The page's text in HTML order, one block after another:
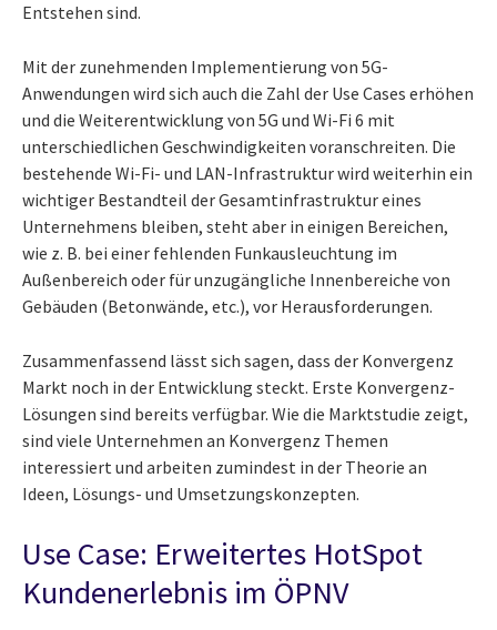
Entstehen sind.
Mit der zunehmenden Implementierung von 5G-
Anwendungen wird sich auch die Zahl der Use Cases erhöhen
und die Weiterentwicklung von 5G und Wi-Fi 6 mit
unterschiedlichen Geschwindigkeiten voranschreiten. Die
bestehende Wi-Fi- und LAN-Infrastruktur wird weiterhin ein
wichtiger Bestandteil der Gesamtinfrastruktur eines
Unternehmens bleiben, steht aber in einigen Bereichen,
wie z. B. bei einer fehlenden Funkausleuchtung im
Außenbereich oder für unzugängliche Innenbereiche von
Gebäuden (Betonwände, etc.), vor Herausforderungen.
Zusammenfassend lässt sich sagen, dass der Konvergenz
Markt noch in der Entwicklung steckt. Erste Konvergenz-
Lösungen sind bereits verfügbar. Wie die Marktstudie zeigt,
sind viele Unternehmen an Konvergenz Themen
interessiert und arbeiten zumindest in der Theorie an
Ideen, Lösungs- und Umsetzungskonzepten.
Use Case: Erweitertes HotSpot
Kundenerlebnis im ÖPNV